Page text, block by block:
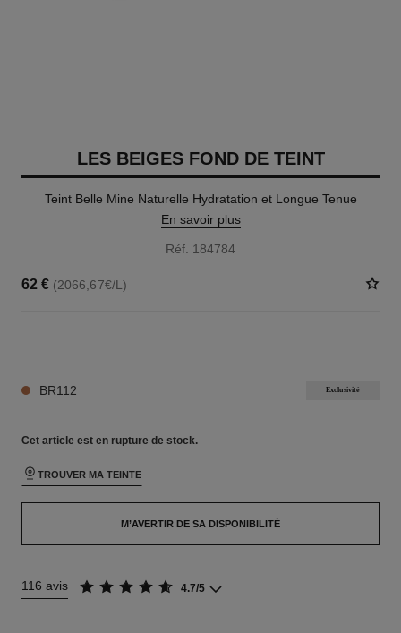
LES BEIGES FOND DE TEINT
Teint Belle Mine Naturelle Hydratation et Longue Tenue
En savoir plus
Réf. 184784
62 € (2066,67€/L)
BR112 Exclusivité
Cet article est en rupture de stock.
TROUVER MA TEINTE
M’AVERTIR DE SA DISPONIBILITÉ
116 avis 4.7/5